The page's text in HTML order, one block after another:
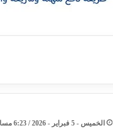
الخميس - 5 فبراير - 2026 / 6:23 مساءً